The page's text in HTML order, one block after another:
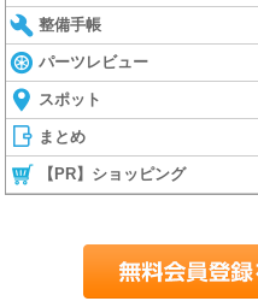
整備手帳
パーツレビュー
スポット
まとめ
【PR】ショッピング